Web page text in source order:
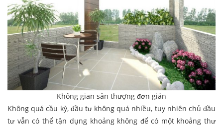
Không gian sân thượng đơn giản
Không quá cầu kỳ, đầu tư không quá nhiều, tuy nhiên chủ đầu
tư vẫn có thể tận dụng khoảng không để có một khoảng thư